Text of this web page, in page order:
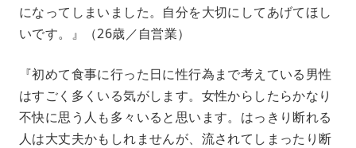
になってしまいました。自分を大切にしてあげてほし
いです。』（26歳／自営業）
『初めて食事に行った日に性行為まで考えている男性
はすごく多くいる気がします。女性からしたらかなり
不快に思う人も多々いると思います。はっきり断れる
人は大丈夫かもしれませんが、流されてしまったり断